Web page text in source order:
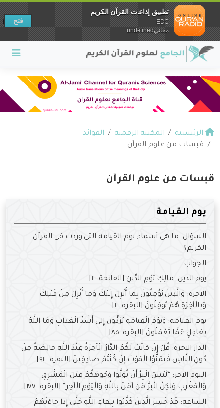
الرئيسية المكتبة الرقمية
الفوائد
قبسات من علوم القرآن
قبسات من علوم القرآن
يوم القيامة
السؤال: ما هي أسماء يوم القيامة التي وردت في القرآن
الكريم؟
الجواب:
يوم الدين: مالِكِ يَوْمِ الدِّينِ [الفاتحة: ٤]
الآخرة: وَالَّذِينَ يُؤْمِنُونَ بِما أُنْزِلَ إِلَيْكَ وَما أُنْزِلَ مِنْ قَبْلِكَ
وَبِالْآخِرَةِ هُمْ يُوقِنُونَ [البقرة: ٤]
يوم القيامة: وَيَوْمَ الْقِيامَةِ يُرَدُّونَ إِلى أَشَدِّ الْعَذابِ وَمَا اللَّهُ
بِغافِلٍ عَمَّا تَعْمَلُونَ [البقرة: ٨٥]
الدار الآخرة: قُلْ إِنْ كانَتْ لَكُمُ الدَّارُ الْآخِرَةُ عِنْدَ اللَّهِ خالِصَةً مِنْ
دُونِ النَّاسِ فَتَمَنَّوُا الْمَوْتَ إِنْ كُنْتُمْ صادِقِينَ [البقرة: ٩٤]
اليوم الآخر: “لَيْسَ الْبِرَّ أَنْ تُوَلُّوا وُجُوهَكُمْ قِبَلَ الْمَشْرِقِ
وَالْمَغْرِبِ وَلكِنَّ الْبِرَّ مَنْ آمَنَ بِاللَّهِ وَالْيَوْمِ الْآخِرِ” [البقرة: ١٧٧]
الساعة: قَدْ خَسِرَ الَّذِينَ كَذَّبُوا بِلِقاءِ اللَّهِ حَتَّى إِذا جاءَتْهُمُ
تطبيق إذاعات القرآن الكريم
EDC
مجانيundefined
فتح